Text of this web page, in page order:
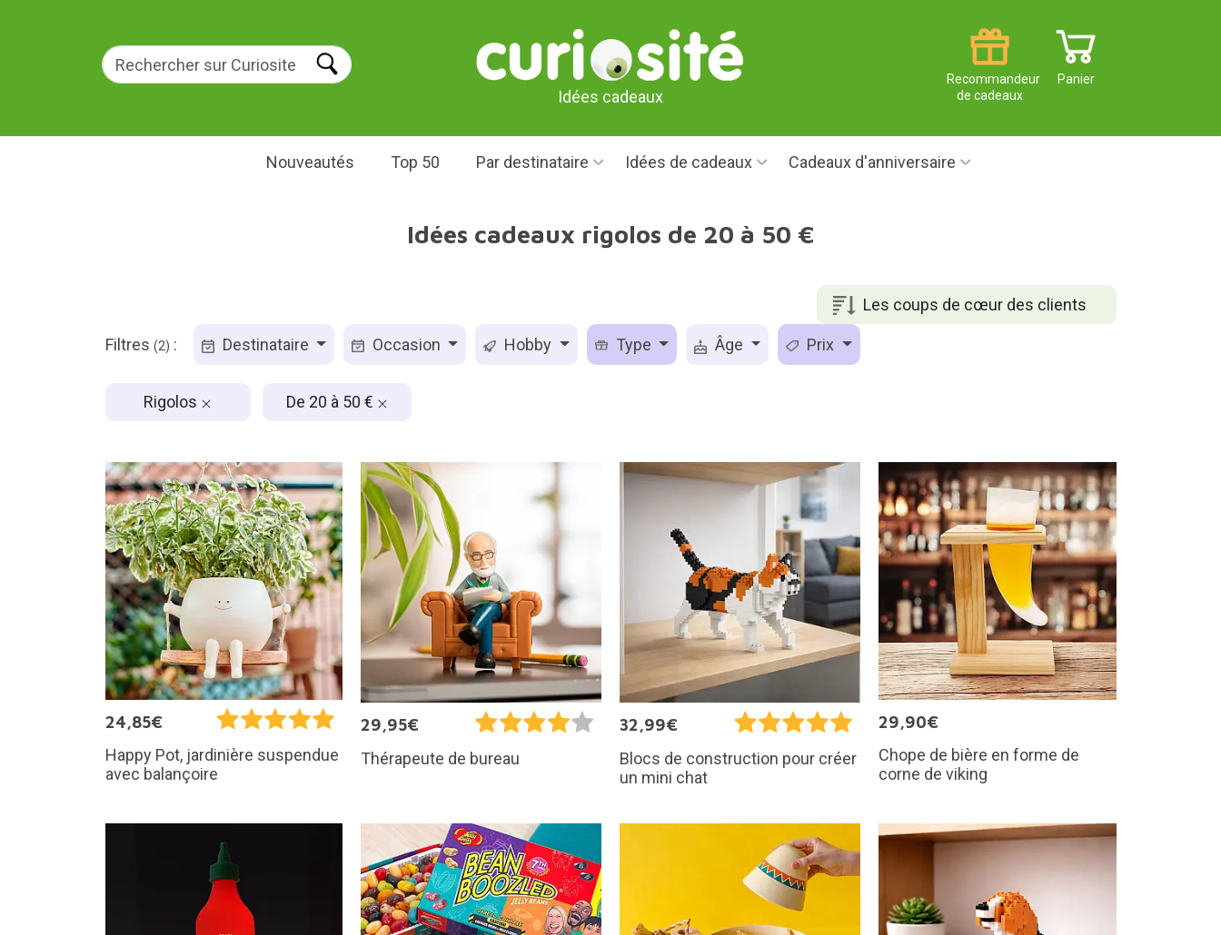
Idées cadeaux
Panier
Recommandeur
de cadeaux
Nouveautés Top 50 Par destinataire Idées de cadeaux Cadeaux d'anniversaire
Idées cadeaux rigolos de 20 à 50 €
Les coups de cœur des clients
Filtres (2) : Destinataire Occasion Hobby Type Âge Prix
Rigolos De 20 à 50 €
24,85€
Happy Pot, jardinière suspendue
avec balançoire
29,95€
Thérapeute de bureau
32,99€
Blocs de construction pour créer
un mini chat
29,90€
Chope de bière en forme de
corne de viking